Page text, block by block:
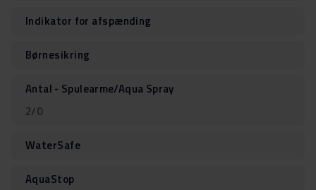
Indikator for afspænding
Børnesikring
Antal - Spulearme/Aqua Spray
2/0
WaterSafe
AquaStop